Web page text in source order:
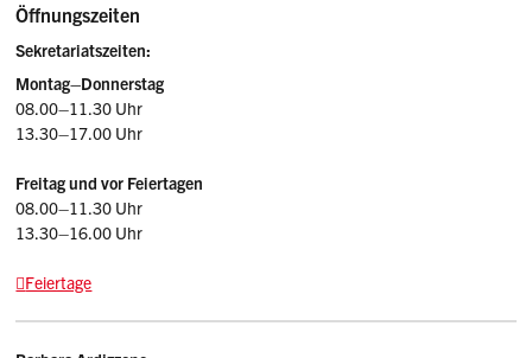
Öffnungszeiten
Sekretariatszeiten:
Montag–Donnerstag
08.00–11.30 Uhr
13.30–17.00 Uhr
Freitag und vor Feiertagen
08.00–11.30 Uhr
13.30–16.00 Uhr
Feiertage